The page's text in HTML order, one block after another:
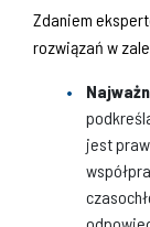
Zdaniem
rozwiązań w
jest